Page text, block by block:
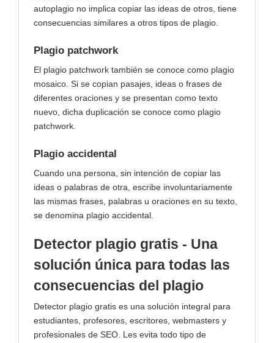
autoplagio no implica copiar las ideas de otros, tiene
consecuencias similares a otros tipos de plagio.
Plagio patchwork
El plagio patchwork también se conoce como plagio
mosaico. Si se copian pasajes, ideas o frases de
diferentes oraciones y se presentan como texto
nuevo, dicha duplicación se conoce como plagio
patchwork.
Plagio accidental
Cuando una persona, sin intención de copiar las
ideas o palabras de otra, escribe involuntariamente
las mismas frases, palabras u oraciones en su texto,
se denomina plagio accidental.
Detector plagio gratis - Una
solución única para todas las
consecuencias del plagio
Detector plagio gratis es una solución integral para
estudiantes, profesores, escritores, webmasters y
profesionales de SEO. Les evita todo tipo de